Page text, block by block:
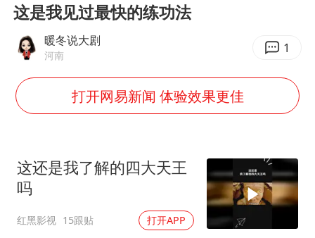
山东一元代青花杯离奇失踪
“新疆阿勒泰八月能滑雪”不实
今日立秋你咬秋了吗
公司“上四休三”但要降薪1000元
东方之约 相约未来
这是我见过最快的练功法
暖冬说大剧
河南 1
打开网易新闻 体验效果更佳
这还是我了解的四大天王
吗
红黑影视 15跟贴 打开APP